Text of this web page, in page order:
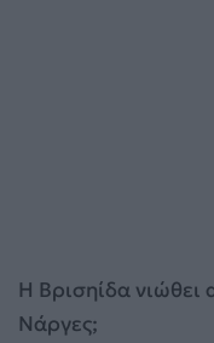
Η Βρισηίδα νιώθει
Νάργες;